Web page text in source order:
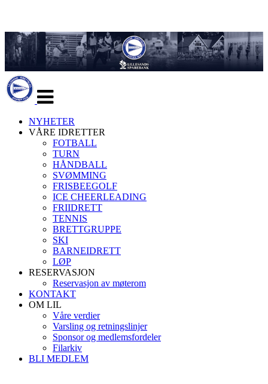
navigasjon
NYHETER
VÅRE IDRETTER
FOTBALL
TURN
HÅNDBALL
SVØMMING
FRISBEEGOLF
ICE CHEERLEADING
FRIIDRETT
TENNIS
BRETTGRUPPE
SKI
BARNEIDRETT
LØP
RESERVASJON
Reservasjon av møterom
KONTAKT
OM LIL
Våre verdier
Varsling og retningslinjer
Sponsor og medlemsfordeler
Filarkiv
BLI MEDLEM